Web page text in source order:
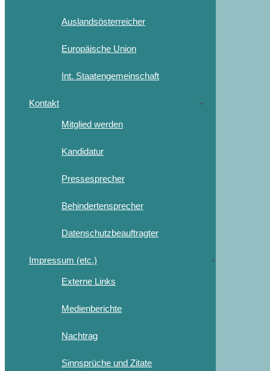
Auslandsösterreicher
Europäische Union
Int. Staatengemeinschaft
Kontakt
Mitglied werden
Kandidatur
Pressesprecher
Behindertensprecher
Datenschutzbeauftragter
Impressum (etc.)
Externe Links
Medienberichte
Nachtrag
Sinnsprüche und Zitate